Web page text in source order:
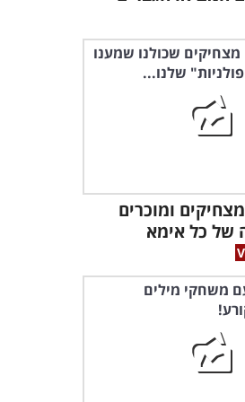
מצחיקים ומוכרים
של כל אימא